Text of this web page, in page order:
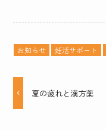
お知らせ 妊活サポート
夏の疲れと漢方薬